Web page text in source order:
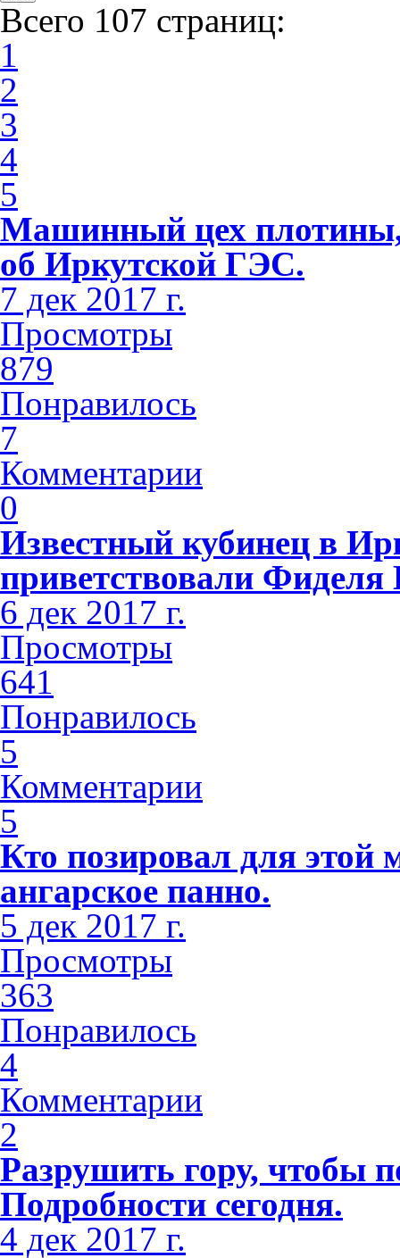
Всего 107 страниц:
1
2
3
4
5
Машинный цех плотины,
об Иркутской ГЭС.
7 дек 2017 г.
Просмотры
879
Понравилось
7
Комментарии
0
Известный кубинец в
приветствовали Фиделя
6 дек 2017 г.
Просмотры
641
Понравилось
5
Комментарии
5
Кто позировал для этой
ангарское панно.
5 дек 2017 г.
Просмотры
363
Понравилось
4
Комментарии
2
Разрушить гору, чтобы
Подробности сегодня.
4 дек 2017 г.